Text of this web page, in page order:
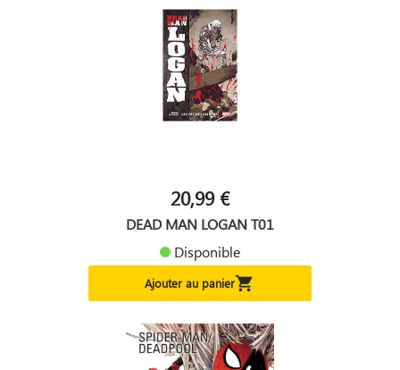
20,99 €
DEAD MAN LOGAN T01
Disponible
Ajouter au panier